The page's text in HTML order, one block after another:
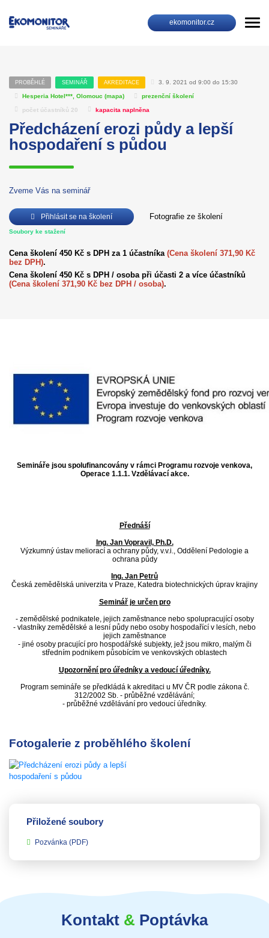
ekomonitor.cz
PROBĚHLÉ SEMINÁŘ AKREDITACE 3. 9. 2021 od 9:00 do 15:30
Hesperia Hotel***, Olomouc (mapa) prezenční školení
počet účastníků 20 kapacita naplněna
Předcházení erozi půdy a lepší
hospodaření s půdou
Zveme Vás na seminář
Přihlásit se na školení Fotografie ze školení
Soubory ke stažení
Cena školení 450 Kč s DPH za 1 účastníka (Cena školení 371,90 Kč
bez DPH).
Cena školení 450 Kč s DPH / osoba při účasti 2 a více účastníků
(Cena školení 371,90 Kč bez DPH / osoba).
Semináře jsou spolufinancovány v rámci Programu rozvoje venkova,
Operace 1.1.1. Vzdělávací akce.
Přednáší
Ing. Jan Vopravil, Ph.D.
Výzkumný ústav meliorací a ochrany půdy, v.v.i., Oddělení Pedologie a
ochrana půdy
Ing. Jan Petrů
Česká zemědělská univerzita v Praze, Katedra biotechnických úprav krajiny
Seminář je určen pro
- zemědělské podnikatele, jejich zaměstnance nebo spolupracující osoby
- vlastníky zemědělské a lesní půdy nebo osoby hospodařící v lesích, nebo
jejich zaměstnance
- jiné osoby pracující pro hospodářské subjekty, jež jsou mikro, malým či
středním podnikem působícím ve venkovských oblastech
Upozornění pro úředníky a vedoucí úředníky.
Program semináře se předkládá k akreditaci u MV ČR podle zákona č.
312/2002 Sb. - průběžné vzdělávání;
- průběžné vzdělávání pro vedoucí úředníky.
Fotogalerie z proběhlého školení
Přiložené soubory
Pozvánka(PDF)
Kontakt & Poptávka